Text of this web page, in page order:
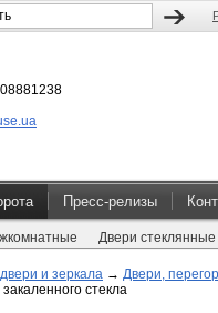
Пресс-релизы
Двери стеклянные
и зеркала → Двери,
стекла